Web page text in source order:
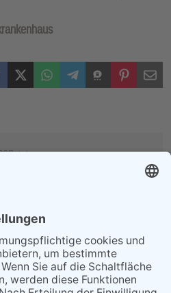
X (Twitter)WhatsAppTelegramThreemaPinterestMail
stellt sich
Mixed Duelle beim